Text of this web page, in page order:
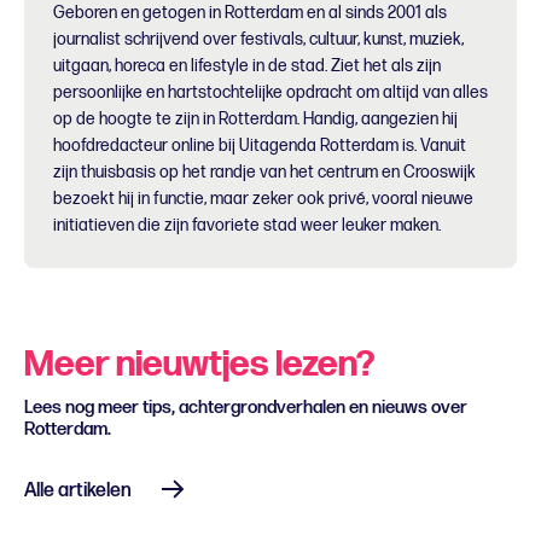
Geboren en getogen in Rotterdam en al sinds 2001 als
journalist schrijvend over festivals, cultuur, kunst, muziek,
uitgaan, horeca en lifestyle in de stad. Ziet het als zijn
persoonlijke en hartstochtelijke opdracht om altijd van alles
op de hoogte te zijn in Rotterdam. Handig, aangezien hij
hoofdredacteur online bij Uitagenda Rotterdam is. Vanuit
zijn thuisbasis op het randje van het centrum en Crooswijk
bezoekt hij in functie, maar zeker ook privé, vooral nieuwe
initiatieven die zijn favoriete stad weer leuker maken.
Meer nieuwtjes lezen?
Lees nog meer tips, achtergrondverhalen en nieuws over
Rotterdam.
Alle artikelen